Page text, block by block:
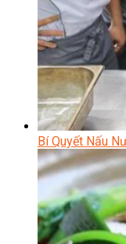
Bí Quyết Nấu